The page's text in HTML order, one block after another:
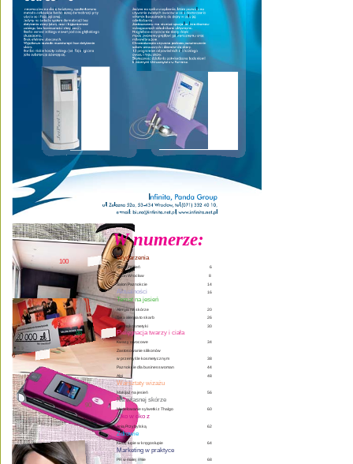
W numerze:
100
Wydarzenia
Salon Jesień
6
Salon Wrocław
8
Salon Paznokcie
14
Aktualności 16
Temat na jesień
Alergia na skórze
20
Taka alergia to skarb
26
Dermokosmetyki
30
86 Pielęgnacja twarzy i ciała
Kwasy owocowe 34
6
Zastosowanie silikonów
w przemyśle kosmetycznym
38
Paznokcie dla businesswoman
44
Algi
48
Warsztaty wizażu
Makijaż na jesień 56
90
Na własnej skórze
Modelowanie sylwetki z Thalgo 60
Oko w oko z
Anią Przybylską 62
Zdrowie
Kiedy łupie w kręgosłupie 64
Marketing w praktyce
PR w małej  rmie
68